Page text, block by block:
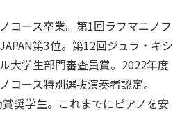
コース卒業。第1回ラフマニノフ
第3位。第12回ジュラ・キシ
大学生部門審査員賞。2022年度
コース特別選抜演奏者認定。
奨学生。これまでにピアノを安